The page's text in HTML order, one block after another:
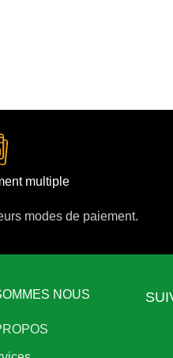
multiple
modes de paiement.
NOUS